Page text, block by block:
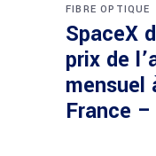
FIBRE OPTIQUE
SpaceX
prix de
mensuel
France